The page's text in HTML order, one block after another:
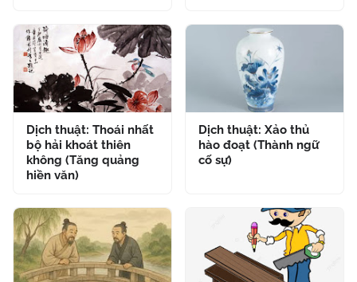
Dịch thuật: Thoái nhất
bộ hải khoát thiên
không (Tăng quảng
hiền văn)
Dịch thuật: Xảo thủ
hào đoạt (Thành ngữ
cố sự)